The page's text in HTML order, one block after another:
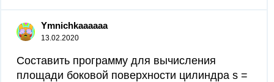
Ymnichkaaaaaa
13.02.2020
Составить программу для вычисления
площади боковой поверхности цилиндра s =